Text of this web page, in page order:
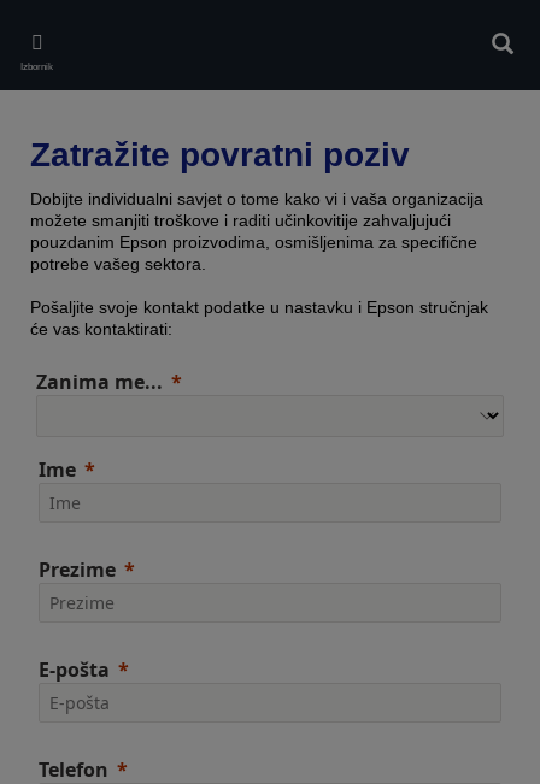
main
content
Izbornik
Zatražite povratni poziv
Dobijte individualni savjet o tome kako vi i vaša organizacija
možete smanjiti troškove i raditi učinkovitije zahvaljujući
pouzdanim Epson proizvodima, osmišljenima za specifične
potrebe vašeg sektora.
Pošaljite svoje kontakt podatke u nastavku i Epson stručnjak
će vas kontaktirati:
Zanima me...
Ime
Prezime
E-pošta
Telefon